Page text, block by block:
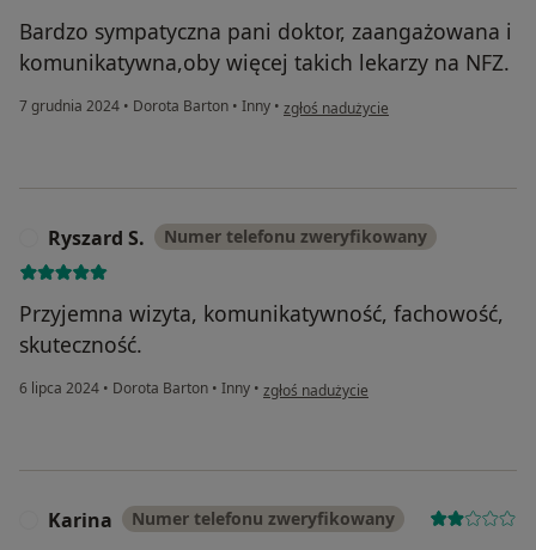
Bardzo sympatyczna pani doktor, zaangażowana i
komunikatywna,oby więcej takich lekarzy na NFZ.
7 grudnia 2024 • Dorota Barton • Inny • w opinii użytkownika Pcak
zgłoś nadużycie
Ryszard S. Numer telefonu zweryfikowany
Przyjemna wizyta, komunikatywność, fachowość,
skuteczność.
6 lipca 2024 • Dorota Barton • Inny • w opinii użytkownika Ryszard S.
zgłoś nadużycie
Karina Numer telefonu zweryfikowany